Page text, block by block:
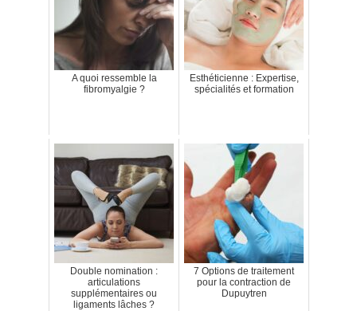
A quoi ressemble la
fibromyalgie ?
Esthéticienne : Expertise,
spécialités et formation
Double nomination :
articulations
supplémentaires ou
ligaments lâches ?
7 Options de traitement
pour la contraction de
Dupuytren